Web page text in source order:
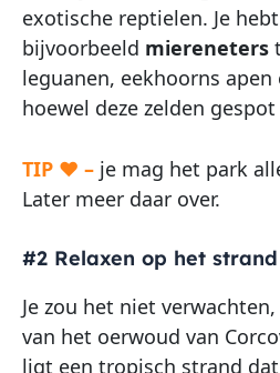
exotische reptielen. Je
bijvoorbeeld miereneters
leguanen, eekhoorns apen
hoewel deze zelden
TIP ♥ – je mag het park
Later meer daar over.
#2 Relaxen op het strand
Je zou het niet
van het oerwoud van
ligt een tropisch strand